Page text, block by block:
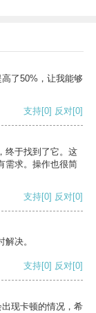
了50%，让我能够
支持[0] 反对[0]
终于找到了它。这
需求。操作也很简
支持[0] 反对[0]
决。
支持[0] 反对[0]
现卡顿的情况，希